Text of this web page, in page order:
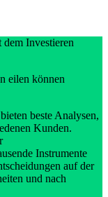
Investieren
eilen können
beste Analysen,
Kunden.
Instrumente
auf der
und nach